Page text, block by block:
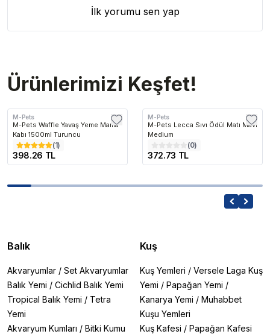
İlk yorumu sen yap
Ürünlerimizi Keşfet!
M-Pets
M-Pets Waffle Yavaş Yeme Mama
Kabı 1500ml Turuncu
(1)
398.26 TL
M-Pets
M-Pets Lecca Sıvı Ödül Matı Mavi
Medium
(0)
372.73 TL
Balık
Akvaryumlar / Set Akvaryumlar
Balık Yemi / Cichlid Balık Yemi
Tropical Balık Yemi / Tetra
Yemi
Akvaryum Kumları / Bitki Kumu
Kuş
Kuş Yemleri / Versele Laga Kuş
Yemi / Papağan Yemi /
Kanarya Yemi / Muhabbet
Kuşu Yemleri
Kuş Kafesi / Papağan Kafesi